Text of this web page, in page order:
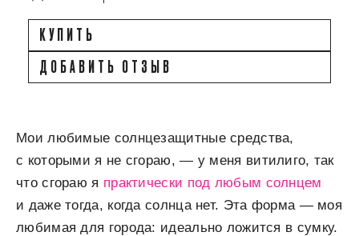
КУПИТЬ
ДОБАВИТЬ ОТЗЫВ
Мои любимые солнцезащитные средства,
с которыми я не сгораю, — у меня витилиго, так
что сгораю я практически под любым солнцем
и даже тогда, когда солнца нет. Эта форма — моя
любимая для города: идеально ложится в сумку.